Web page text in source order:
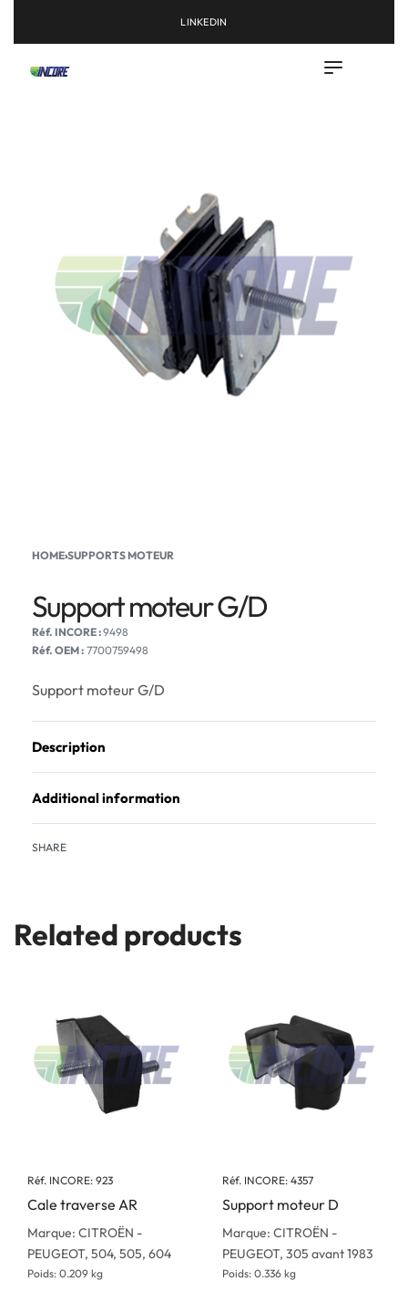
LINKEDIN
HOME›SUPPORTS MOTEUR
Support moteur G/D
9498
Réf. OEM : 7700759498
Support moteur G/D
Description
Additional information
SHARE
Related products
Réf. INCORE: 923
Cale traverse AR
Marque: CITROËN -
PEUGEOT, 504, 505, 604
Poids: 0.209 kg
Réf. INCORE: 4357
Support moteur D
Marque: CITROËN -
PEUGEOT, 305 avant 1983
Poids: 0.336 kg